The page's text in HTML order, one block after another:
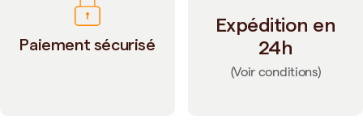
Paiement sécurisé
Expédition en
24h
(Voir conditions)